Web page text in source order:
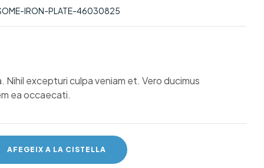
IRON-PLATE-46030825
Nihil excepturi culpa veniam et. Vero ducimus
ea occaecati.
AFEGEIX A LA CISTELLA